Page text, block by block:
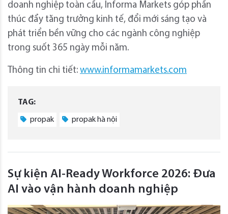
doanh nghiệp toàn cầu, Informa Markets góp phần
thúc đẩy tăng trưởng kinh tế, đổi mới sáng tạo và
phát triển bền vững cho các ngành công nghiệp
trong suốt 365 ngày mỗi năm.
Thông tin chi tiết: www.informamarkets.com
TAG:
propak propak hà nội
Sự kiện AI-Ready Workforce 2026: Đưa
AI vào vận hành doanh nghiệp